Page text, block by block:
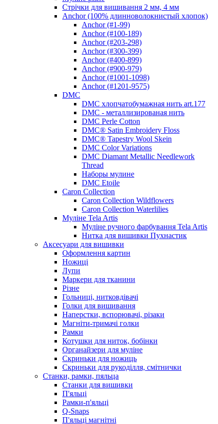
Стрічки для вишивання 2 мм, 4 мм
Anchor (100% длинноволокнистый хлопок)
Anchor (#1-99)
Anchor (#100-189)
Anchor (#203-298)
Anchor (#300-399)
Anchor (#400-899)
Anchor (#900-979)
Anchor (#1001-1098)
Anchor (#1201-9575)
DMC
DMC хлопчатобумажная нить art.177
DMC - металлизированая нить
DMC Perle Cotton
DMC® Satin Embroidery Floss
DMC® Tapestry Wool Skein
DMC Color Variations
DMC Diamant Metallic Needlework
Thread
Наборы мулине
DMC Etoile
Caron Collection
Caron Collection Wildflowers
Caron Collection Waterlilies
Муліне Tela Artis
Муліне ручного фарбування Tela Artis
Нитка для вишивки Пухнастик
Аксесуари для вишивки
Оформлення картин
Ножиці
Лупи
Маркери для тканини
Різне
Гольниці, нитковдівачі
Голки для вишивання
Наперстки, вспорювачі, різаки
Магніти-тримачі голки
Рамки
Котушки для ниток, бобінки
Органайзери для муліне
Скриньки для ножиць
Скриньки для рукоділля, смітнички
Станки, рамки, пяльца
Станки для вишивки
П'яльці
Рамки-п'яльці
Q-Snaps
П'яльці магнітні